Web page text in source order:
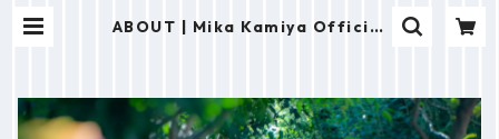
ABOUT | Mika Kamiya Official